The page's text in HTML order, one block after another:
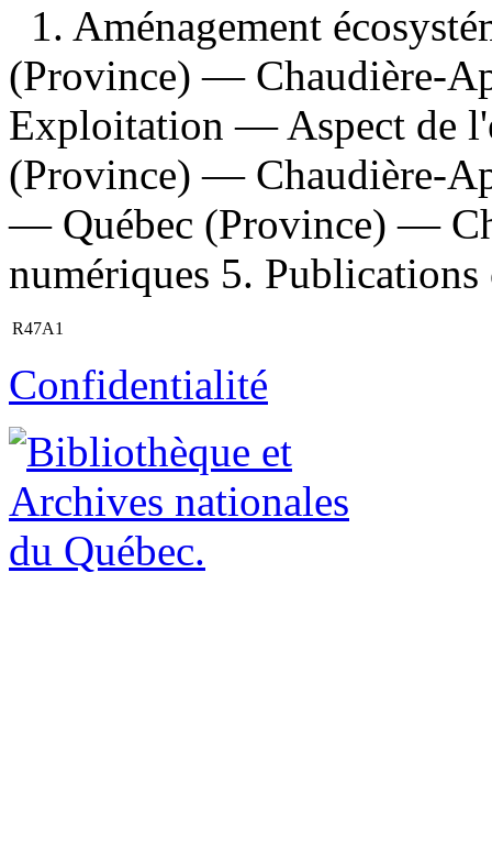
1. Aménagement
(Province) — Chaudière-
Exploitation — Aspect de
(Province) — Chaudière-
— Québec (Province) —
numériques 5.
R47A1
Confidentialité